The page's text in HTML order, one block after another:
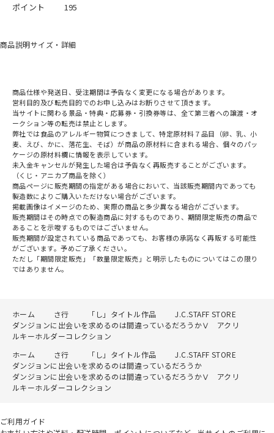
ポイント
195
商品説明サイズ・詳細
商品仕様や発送日、受注期間は予告なく変更になる場合があります。
営利目的及び転売目的でのお申し込みはお断りさせて頂きます。
当サイトに関わる景品・特典・応募券・引換券等は、全て第三者への譲渡・オ
ークション等の転売は禁止とします。
弊社では食品のアレルギー物質につきまして、特定原材料７品目（卵、乳、小
麦、えび、かに、落花生、そば）が商品の原材料に含まれる場合、個々のパッ
ケージの原材料欄に情報を表示しています。
未入金キャンセルが発生した場合は予告なく再販売することがございます。
（くじ・アニカプ商品を除く）
商品ページに販売期間の指定がある場合において、当該販売期間内であっても
製造数によりご購入いただけない場合がございます。
掲載画像はイメージのため、実際の商品と多少異なる場合がございます。
販売期間はその時点での製造商品に対するものであり、期間限定販売の商品で
あることを示唆するものではございません。
販売期間が設定されている商品であっても、お客様の承諾なく再販する可能性
がございます。予めご了承ください。
ただし「期間限定販売」「数量限定販売」と明示したものについてはこの限り
ではありません。
ホーム さ行 「し」タイトル作品
J.C.STAFF STORE
ダンジョンに出会いを求めるのは間違っているだろうかⅤ アクリ
ルキーホルダーコレクション
ホーム
さ行 「し」タイトル作品
J.C.STAFF STORE
ダンジョンに出会いを求めるのは間違っているだろうか
ダンジョンに出会いを求めるのは間違っているだろうかⅤ アクリ
ルキーホルダーコレクション
ご利用ガイド